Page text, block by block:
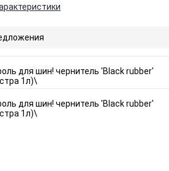
для шин! чернитель 'Black rubber'
1л)\
для шин! чернитель 'Black rubber'
1л)\